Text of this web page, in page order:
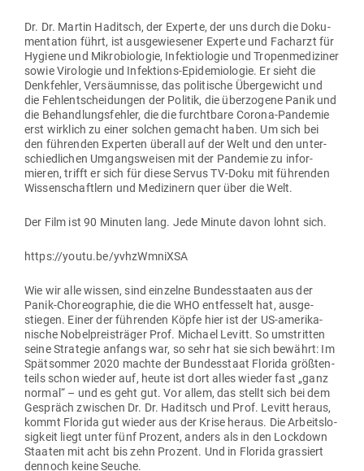
Dr. Dr. Martin Haditsch, der Experte, der uns durch die Doku­
men­tation führt, ist aus­ge­wie­sener Experte und Facharzt für
Hygiene und Mikro­bio­logie, Infek­tio­logie und Tro­pen­me­di­ziner
sowie Viro­logie und Infek­tions-Epi­de­mio­logie. Er sieht die
Denk­fehler, Ver­säum­nisse, das poli­tische Über­ge­wicht und
die Fehl­ent­schei­dungen der Politik, die über­zogene Panik und
die Behand­lungs­fehler, die die furchtbare Corona-Pan­demie
erst wirklich zu einer solchen gemacht haben. Um sich bei
den füh­renden Experten überall auf der Welt und den unter­
schied­lichen Umgangs­weisen mit der Pan­demie zu infor­
mieren, trifft er sich für diese Servus TV-Doku mit füh­renden
Wis­sen­schaftlern und Medi­zinern quer über die Welt.
Der Film ist 90 Minuten lang. Jede Minute davon lohnt sich.
https://youtu.be/yvhzWmniXSA
Wie wir alle wissen, sind ein­zelne Bun­des­staaten aus der
Panik-Cho­reo­graphie, die die WHO ent­fesselt hat, aus­ge­
stiegen. Einer der füh­renden Köpfe hier ist der US-ame­ri­ka­
nische Nobel­preis­träger Prof. Michael Levitt. So umstritten
seine Stra­tegie anfangs war, so sehr hat sie sich bewährt: Im
Spät­sommer 2020 machte der Bun­des­staat Florida größ­ten­
teils schon wieder auf, heute ist dort alles wieder fast „ganz
normal“ – und es geht gut. Vor allem, das stellt sich bei dem
Gespräch zwi­schen Dr. Dr. Haditsch und Prof. Levitt heraus,
kommt Florida gut wieder aus der Krise heraus. Die Arbeits­lo­
sigkeit liegt unter fünf Prozent, anders als in den Lockdown
Staaten mit acht bis zehn Prozent. Und in Florida gras­siert
dennoch keine Seuche.